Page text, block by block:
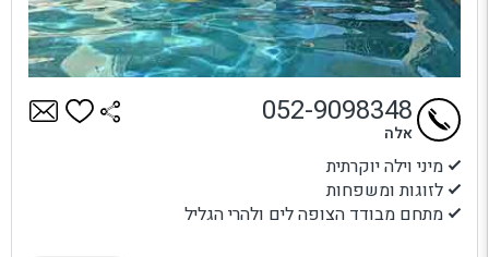
מיני וילה יוקרתית
לזוגות ומשפחות
מתחם מבודד הצופה לים ולהרי הגליל
052-9098348
אלה